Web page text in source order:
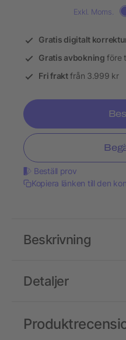
Exkl. Moms.
Gratis digitalt
Gratis avbokning före
Fri fraktfrån 3.999 kr
Beställ prov
Kopiera länken till den
Detaljer
Beskrivning